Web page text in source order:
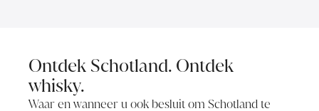
Ontdek Schotland. Ontdek
whisky.
Waar en wanneer u ook besluit om Schotland te